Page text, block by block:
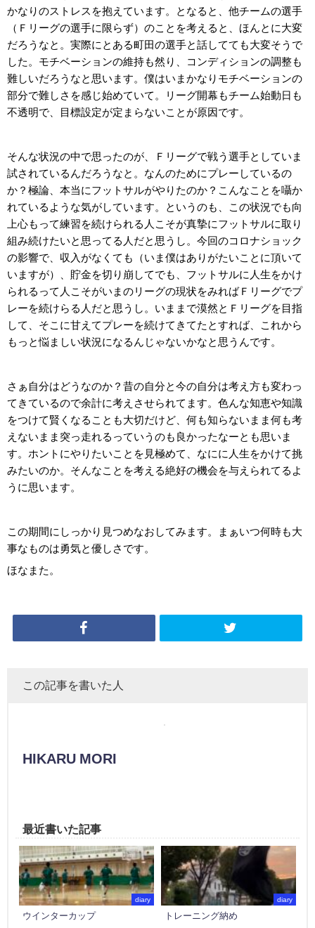
かなりのストレスを抱えています。となると、他チームの選手
（Ｆリーグの選手に限らず）のことを考えると、ほんとに大変
だろうなと。実際にとある町田の選手と話してても大変そうで
した。モチベーションの維持も然り、コンディションの調整も
難しいだろうなと思います。僕はいまかなりモチベーションの
部分で難しさを感じ始めていて。リーグ開幕もチーム始動日も
不透明で、目標設定が定まらないことが原因です。
そんな状況の中で思ったのが、Ｆリーグで戦う選手としていま
試されているんだろうなと。なんのためにプレーしているの
か？極論、本当にフットサルがやりたのか？こんなことを囁か
れているような気がしています。というのも、この状況でも向
上心もって練習を続けられる人こそが真摯にフットサルに取り
組み続けたいと思ってる人だと思うし。今回のコロナショック
の影響で、収入がなくても（いま僕はありがたいことに頂いて
いますが）、貯金を切り崩してでも、フットサルに人生をかけ
られるって人こそがいまのリーグの現状をみればＦリーグでプ
レーを続けらる人だと思うし。いままで漠然とＦリーグを目指
して、そこに甘えてプレーを続けてきてたとすれば、これから
もっと悩ましい状況になるんじゃないかなと思うんです。
さぁ自分はどうなのか？昔の自分と今の自分は考え方も変わっ
てきているので余計に考えさせられてます。色んな知恵や知識
をつけて賢くなることも大切だけど、何も知らないまま何も考
えないまま突っ走れるっていうのも良かったなーとも思いま
す。ホントにやりたいことを見極めて、なにに人生をかけて挑
みたいのか。そんなことを考える絶好の機会を与えられてるよ
うに思います。
この期間にしっかり見つめなおしてみます。まぁいつ何時も大
事なものは勇気と優しさです。
ほなまた。
この記事を書いた人
HIKARU MORI
最近書いた記事
diary
ウインターカップ
diary
トレーニング納め